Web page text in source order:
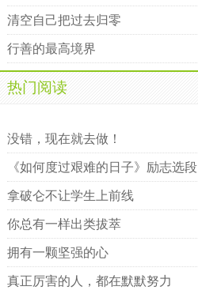
清空自己把过去归零
行善的最高境界
热门阅读
没错，现在就去做！
《如何度过艰难的日子》励志选段
拿破仑不让学生上前线
你总有一样出类拔萃
拥有一颗坚强的心
真正厉害的人，都在默默努力